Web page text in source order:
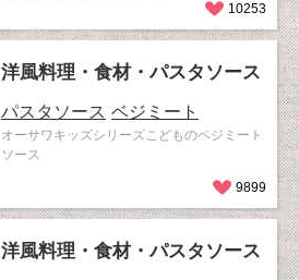
10253
洋風料理・食材・パスタソース
パスタソース ベジミート
オーサワキッズシリーズこどものベジミート
ソース
9899
洋風料理・食材・パスタソース